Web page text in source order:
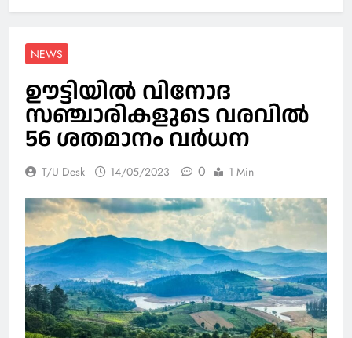
NEWS
ഊട്ടിയില്‍ വിനോദ
സഞ്ചാരികളുടെ വരവില്‍
56 ശതമാനം വര്‍ധന
T/U Desk 14/05/2023 0 1 Min